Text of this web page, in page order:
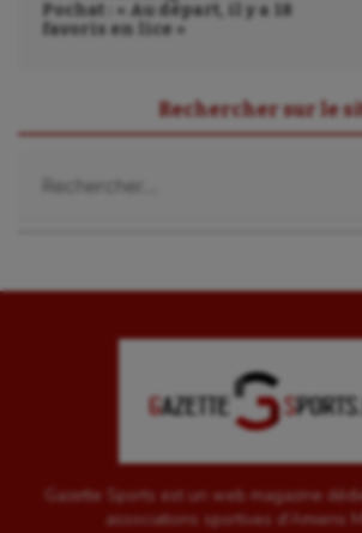
Pochat : « Au départ, il y a 18
favoris en lice »
Rechercher sur le
Gazette Sports est un web magazine
associations sportives d'Amiens